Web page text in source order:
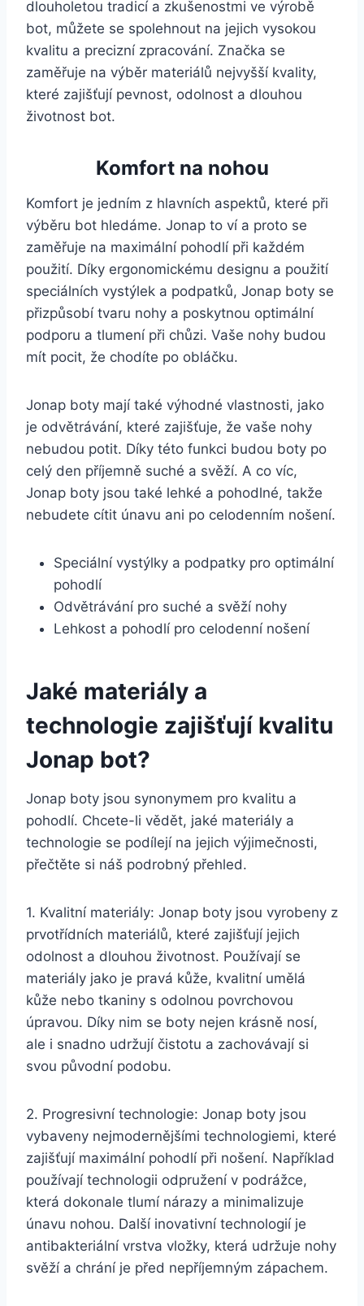
dlouholetou tradicí a zkušenostmi⁤ ve ⁣výrobě
⁣bot, můžete se spolehnout ​na‍ jejich vysokou
‍kvalitu a‍ precizní zpracování. Značka se
zaměřuje na výběr materiálů nejvyšší kvality,
které zajišťují pevnost, odolnost a dlouhou
životnost ​bot.
Komfort na nohou
Komfort je jedním z hlavních aspektů, které při
výběru bot hledáme. Jonap to ví a ‍proto se
zaměřuje na maximální ⁤pohodlí při ​každém
použití. Díky ergonomickému designu a použití‍
speciálních vystýlek a ⁤podpatků, Jonap boty se
přizpůsobí tvaru nohy‌ a ‌poskytnou optimální
podporu a tlumení ⁤při chůzi. Vaše nohy budou
mít⁣ pocit, že chodíte⁤ po obláčku.
Jonap ⁢boty mají⁤ také⁣ výhodné vlastnosti, ‌jako‌
je⁣ odvětrávání, které zajišťuje, že ‍vaše nohy‌
nebudou ⁣potit. Díky této funkci‌ budou boty po
celý den příjemně ‍suché⁣ a svěží. A ​co víc,
Jonap boty jsou ‌také​ lehké a pohodlné, ‍takže
nebudete ​cítit únavu ani po celodenním ⁢nošení.
Speciální vystýlky a podpatky pro optimální
pohodlí
Odvětrávání​ pro ‌suché a svěží nohy
Lehkost​ a​ pohodlí‌ pro celodenní ⁣nošení
Jaké materiály ⁣a
technologie zajišťují kvalitu
​Jonap bot?
Jonap boty jsou synonymem⁤ pro kvalitu a
pohodlí. Chcete-li ​vědět, jaké materiály a
technologie⁣ se podílejí na jejich výjimečnosti,
přečtěte si náš ‌podrobný přehled.
1. Kvalitní ⁢materiály: Jonap boty ⁢jsou vyrobeny z
prvotřídních materiálů, které ​zajišťují jejich
odolnost a dlouhou ⁣životnost. Používají se
materiály‌ jako je ‌pravá kůže, kvalitní umělá
kůže nebo tkaniny‍ s odolnou ‍povrchovou
úpravou.⁢ Díky nim se⁣ boty nejen krásně nosí,
ale⁢ i ‍snadno udržují ‌čistotu a zachovávají⁢ si
svou ⁤původní⁣ podobu.
2. Progresivní technologie: Jonap ‌boty jsou
vybaveny⁢ nejmodernějšími technologiemi, ⁢které
zajišťují maximální pohodlí ‍při ‌nošení.⁤ Například
používají technologii odpružení‍ v podrážce,
⁢která dokonale tlumí nárazy a minimalizuje
únavu nohou. Další ‍inovativní technologií je
antibakteriální vrstva ⁢vložky, která‌ udržuje nohy
svěží⁣ a ‌chrání ​je před⁢ nepříjemným ⁢zápachem.